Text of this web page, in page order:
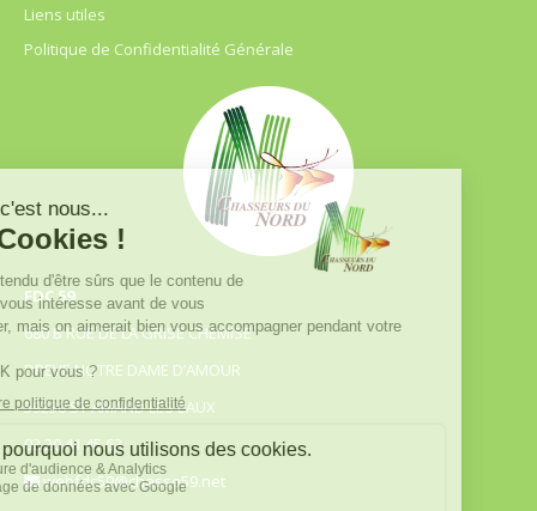
Liens utiles
Politique de Confidentialité Générale
FDC 59
680 B RUE DE LA GRISE CHEMISE
DREVE NOTRE DAME D’AMOUR
59230 ST AMAND LES EAUX
03.20.41.45.63
webfdc59@chasse59.net